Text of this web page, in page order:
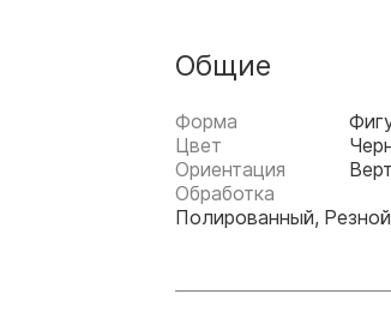
Общие
Форма
Цвет
Ориентация
Обработка
Полированный, Резной